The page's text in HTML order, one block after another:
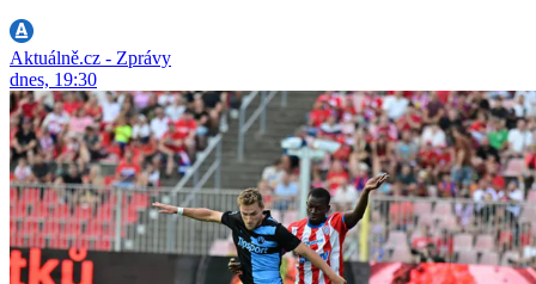
Aktuálně.cz - Zprávy
dnes, 19:30